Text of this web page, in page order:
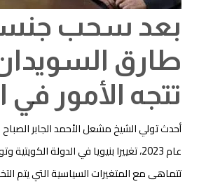
بعد سحب
طارق
تتجه الأمور في
أحدث تولي الشيخ مشعل الأحمد الجابر
عام 2023، تغييرا بنيويا في الدولة
تتماهى مع المتغيرات السياسية التي يتم